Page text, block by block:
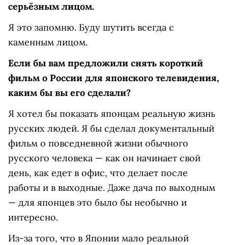
серьёзным лицом.
Я это запомню. Буду шутить всегда с
каменным лицом.
Если бы вам предложили снять короткий
фильм о России для японского телевидения,
каким бы вы его сделали?
Я хотел бы показать японцам реальную жизнь
русских людей. Я бы сделал документальный
фильм о повседневной жизни обычного
русского человека — как он начинает свой
день, как едет в офис, что делает после
работы и в выходные. Даже дача по выходным
— для японцев это было бы необычно и
интересно.
Из-за того, что в Японии мало реальной